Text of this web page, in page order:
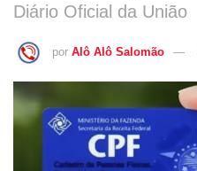
Diário Oficial da União
por Alô Alô Salomão